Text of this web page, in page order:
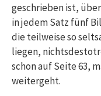
geschrieben ist,
in jedem Satz fünf
die teilweise so
liegen,
schon auf Seite 63,
weitergeht.